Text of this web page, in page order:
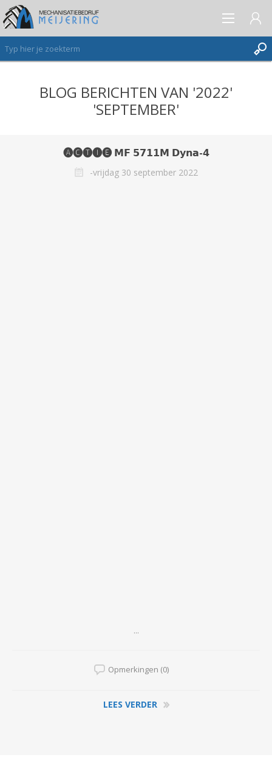
AANMELDEN ALS NIEUWE KLANT
BLOG BERICHTEN VAN '2022'
'SEPTEMBER'
🅐🅒🅣🅘🅔 𝗠𝗙 𝟱𝟳𝟭𝟭𝗠 𝗗𝘆𝗻𝗮-𝟰
-vrijdag 30 september 2022
...
Opmerkingen (0)
LEES VERDER